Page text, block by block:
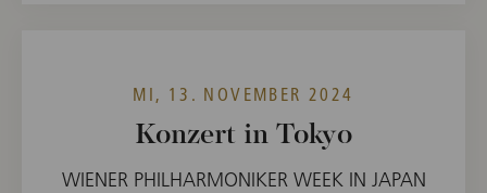
MI, 13. NOVEMBER 2024
Konzert in Tokyo
WIENER PHILHARMONIKER WEEK IN JAPAN